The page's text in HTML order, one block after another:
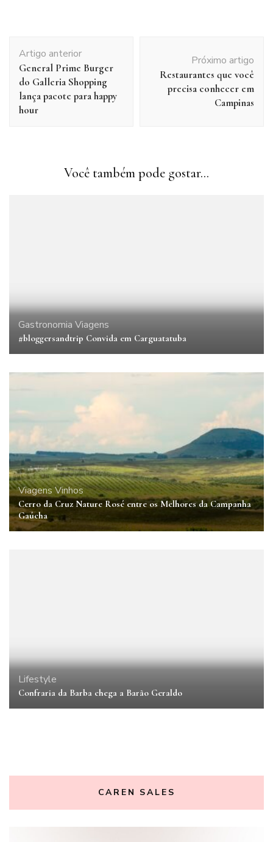
de
post
Artigo anterior
General Prime Burger
do Galleria Shopping
lança pacote para happy
hour
Próximo artigo
Restaurantes que você
precisa conhecer em
Campinas
Você também pode gostar...
Gastronomia Viagens
#bloggersandtrip Convida em Carguatatuba
Viagens Vinhos
Cerro da Cruz Nature Rosé entre os Melhores da Campanha
Gaúcha
Lifestyle
Confraria da Barba chega a Barão Geraldo
CAREN SALES